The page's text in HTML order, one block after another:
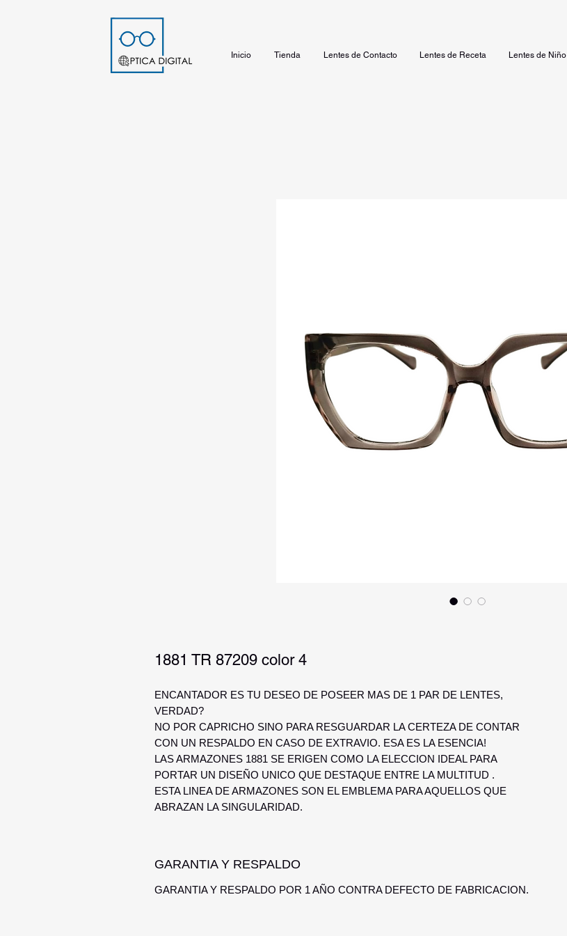
Inicio Tienda Lentes de Contacto Lentes de Receta Lentes de Niño
1881 TR 87209 color 4
ENCANTADOR ES TU DESEO DE POSEER MAS DE 1 PAR DE LENTES,
VERDAD?
NO POR CAPRICHO SINO PARA RESGUARDAR LA CERTEZA DE CONTAR
CON UN RESPALDO EN CASO DE EXTRAVIO. ESA ES LA ESENCIA!
LAS ARMAZONES 1881 SE ERIGEN COMO LA ELECCION IDEAL PARA
PORTAR UN DISEÑO UNICO QUE DESTAQUE ENTRE LA MULTITUD .
ESTA LINEA DE ARMAZONES SON EL EMBLEMA PARA AQUELLOS QUE
ABRAZAN LA SINGULARIDAD.
GARANTIA Y RESPALDO
GARANTIA Y RESPALDO POR 1 AÑO CONTRA DEFECTO DE FABRICACION.